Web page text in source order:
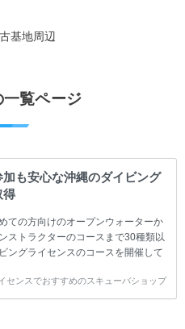
基地周辺
一覧ページ
も安心な沖縄のダイビング
得
ての方向けのオープンウォーターか
ストラクターのコースまで30種類以
ングライセンスのコースを開催して
ご用意しています。 当スクールを受
人参加などの少人数のご参加が最も
センスでおすすめのスキューバショップ